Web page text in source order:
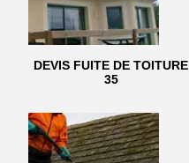
DEVIS FUITE DE TOITURE
35